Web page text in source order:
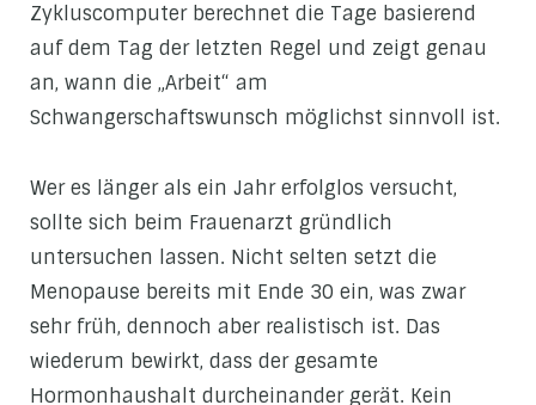
Zykluscomputer berechnet die Tage basierend
auf dem Tag der letzten Regel und zeigt genau
an, wann die „Arbeit“ am
Schwangerschaftswunsch möglichst sinnvoll ist.
Wer es länger als ein Jahr erfolglos versucht,
sollte sich beim Frauenarzt gründlich
untersuchen lassen. Nicht selten setzt die
Menopause bereits mit Ende 30 ein, was zwar
sehr früh, dennoch aber realistisch ist. Das
wiederum bewirkt, dass der gesamte
Hormonhaushalt durcheinander gerät. Kein